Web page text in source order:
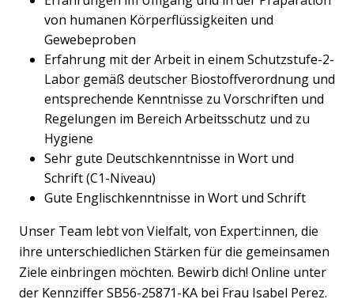
von humanen Körperflüssigkeiten und
Gewebeproben
Erfahrung mit der Arbeit in einem Schutzstufe-2-
Labor gemäß deutscher Biostoffverordnung und
entsprechende Kenntnisse zu Vorschriften und
Regelungen im Bereich Arbeitsschutz und zu
Hygiene
Sehr gute Deutschkenntnisse in Wort und
Schrift (C1-Niveau)
Gute Englischkenntnisse in Wort und Schrift
Unser Team lebt von Vielfalt, von Expert:innen, die
ihre unterschiedlichen Stärken für die gemeinsamen
Ziele einbringen möchten. Bewirb dich! Online unter
der Kennziffer SB56-25871-KA bei Frau Isabel Perez.